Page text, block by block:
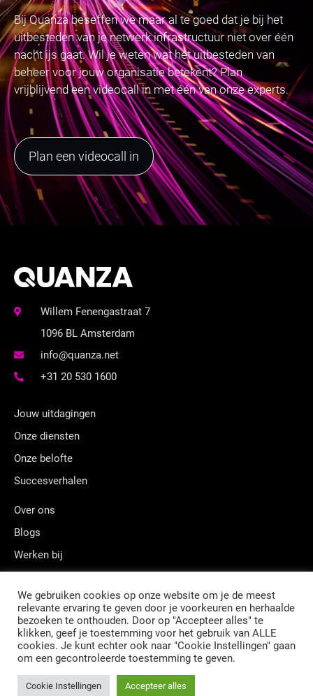
Bij Quanza beseffen we maar al te goed dat je bij het
uitbesteden van je netwerk infrastructuur niet over één
nacht ijs gaat. Wil je weten wat het uitbesteden van
beheer voor jouw organisatie betekent? Plan
vrijblijvend een videocall in met één van onze experts.
Plan een videocall in
Willem Fenengastraat 7
1096 BL Amsterdam
info@quanza.net
+31 20 530 1600
Jouw uitdagingen
Onze diensten
Onze belofte
Succesverhalen
Over ons
Blogs
Werken bij
Postadres: Postbus 12248, 1100 AE, Amsterdam
Kamer van Koophandel Amsterdam: 34160592
BTW nummer: NL810302202B01
© QUANZA B.V. ALGEMENE VOORWAARDEN
We gebruiken cookies op onze website om je de meest
relevante ervaring te geven door je voorkeuren en herhaalde
bezoeken te onthouden. Door op "Accepteer alles" te
klikken, geef je toestemming voor het gebruik van ALLE
cookies. Je kunt echter ook naar "Cookie Instellingen" gaan
om een gecontroleerde toestemming te geven.
Cookie Instellingen Accepteer alles